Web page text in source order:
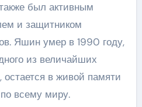
был активным
и защитником
Яшин умер в 1990 году,
из величайших
остается в живой памяти
всему миру.